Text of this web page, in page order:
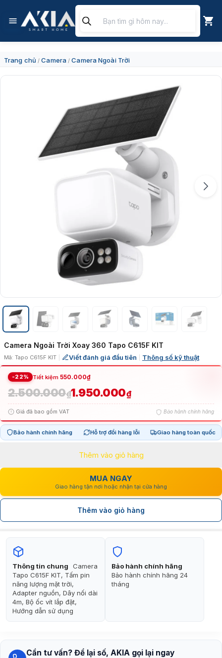
kiếm
sản
Trang chủ /Camera /Camera Ngoài Trời
Camera Ngoài Trời Xoay 360 Tapo C615F KIT
Mã: Tapo C615F KIT Viết đánh giá đầu tiên Thông số kỹ thuật
-22% Tiết kiệm550.000₫
2.500.000₫
Giá
gốc
là:
2.500.000₫.
1.950.000₫
Giá
hiện
tại
1.950.000₫.
Giá đã bao gồm VAT Bảo hành chính hãng
Bảo hành chính hãng Hỗ trợ đổi hàng lỗi Giao hàng toàn quốc
Thêm vào giỏ hàng
MUA NGAY
Giao hàng tận nơi hoặc nhận tại cửa hàng
Thêm vào giỏ hàng
Thông tin chung
Camera
Tapo C615F KIT, Tấm pin
năng lượng mặt trời,
Adapter nguồn, Dây nối dài
4m, Bộ ốc vít lắp đặt,
Hướng dẫn sử dụng
Bảo hành chính hãng
Bảo hành chính hãng 24
tháng
Cần tư vấn? Để lại số, AKIA gọi lại ngay